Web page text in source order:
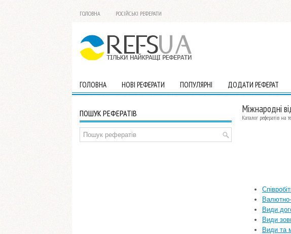
ГОЛОВНА РОСІЙСЬКІ РЕФЕРАТИ
ГОЛОВНА НОВІ РЕФЕРАТИ ПОПУЛЯРНІ ДОДАТИ РЕФЕРАТ
Міжнародні
Каталог рефератів
Валютно-
Види
Види
Види та
ПОШУК РЕФЕРАТІВ